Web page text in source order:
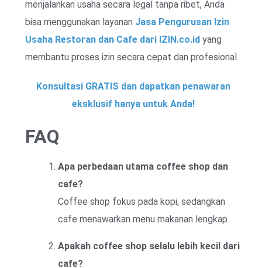
menjalankan usaha secara legal tanpa ribet, Anda
bisa menggunakan layanan Jasa Pengurusan Izin
Usaha Restoran dan Cafe dari IZIN.co.id yang
membantu proses izin secara cepat dan profesional.
Konsultasi GRATIS dan dapatkan penawaran
eksklusif hanya untuk Anda!
FAQ
Apa perbedaan utama coffee shop dan
cafe?
Coffee shop fokus pada kopi, sedangkan
cafe menawarkan menu makanan lengkap.
Apakah coffee shop selalu lebih kecil dari
cafe?